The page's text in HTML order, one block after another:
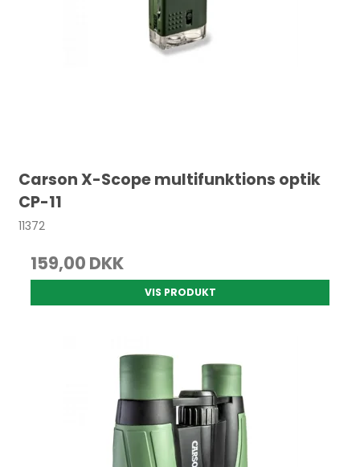
Carson X-Scope multifunktions optik
CP-11
11372
159,00 DKK
VIS PRODUKT